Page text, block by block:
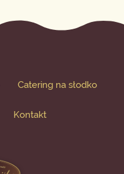
Catering na słodko
Kontakt